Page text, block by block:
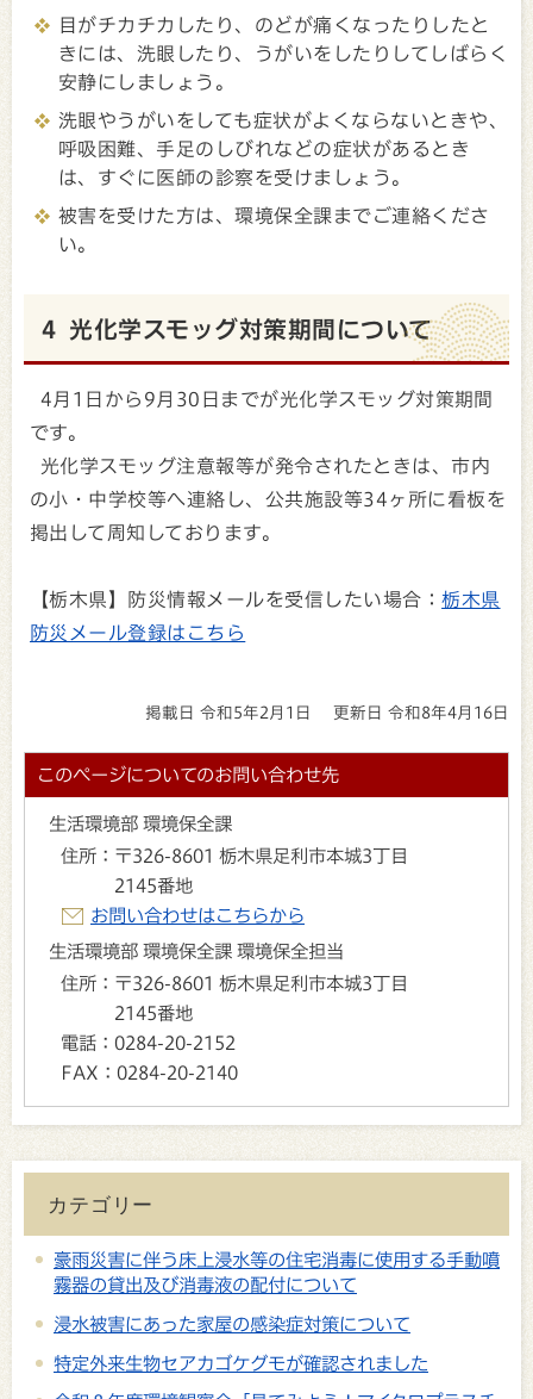
目がチカチカしたり、のどが痛くなったりしたと
きには、洗眼したり、うがいをしたりしてしばらく
安静にしましょう。
洗眼やうがいをしても症状がよくならないときや、
呼吸困難、手足のしびれなどの症状があるとき
は、すぐに医師の診察を受けましょう。
被害を受けた方は、環境保全課までご連絡くださ
い。
4 光化学スモッグ対策期間について
4月1日から9月30日までが光化学スモッグ対策期間
です。
光化学スモッグ注意報等が発令されたときは、市内
の小・中学校等へ連絡し、公共施設等34ヶ所に看板を
掲出して周知しております。
【栃木県】防災情報メールを受信したい場合：栃木県
防災メール登録はこちら
掲載日 令和5年2月1日 更新日 令和8年4月16日
このページについてのお問い合わせ先
生活環境部 環境保全課
住所： 〒326-8601 栃木県足利市本城3丁目
2145番地
お問い合わせはこちらから
生活環境部 環境保全課 環境保全担当
住所： 〒326-8601 栃木県足利市本城3丁目
2145番地
電話： 0284-20-2152
FAX： 0284-20-2140
カテゴリー
豪雨災害に伴う床上浸水等の住宅消毒に使用する手動噴
霧器の貸出及び消毒液の配付について
浸水被害にあった家屋の感染症対策について
特定外来生物セアカゴケグモが確認されました